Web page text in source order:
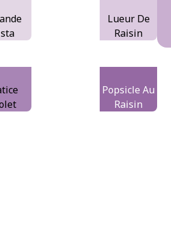
Lueur De
Raisin
Popsicle Au
Raisin